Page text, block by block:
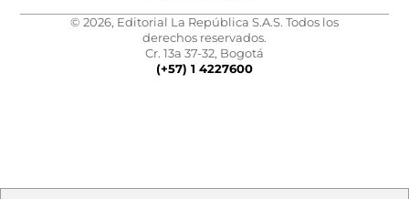
© 2026, Editorial La República S.A.S. Todos los
derechos reservados.
Cr. 13a 37-32, Bogotá
(+57) 1 4227600